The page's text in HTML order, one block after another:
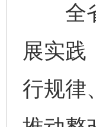
全省
展实践
行规律